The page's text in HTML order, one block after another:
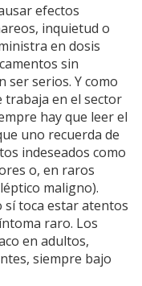
efectos
inquietud o
en dosis
sin
ser serios. Y como
trabaja en el sector
hay que leer el
uno recuerda de
indeseados como
o, en raros
maligno).
sí toca estar atentos
raro. Los
en adultos,
siempre bajo